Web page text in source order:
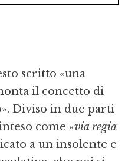
scritto «una
il concetto di
Diviso in due parti
come «via regia
a un insolente e